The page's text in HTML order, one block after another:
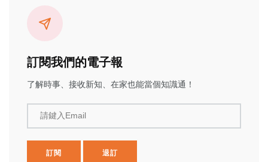
訂閱我們的電子報
了解時事、接收新知、在家也能當個知識通！
請鍵入Email
訂閱 退訂